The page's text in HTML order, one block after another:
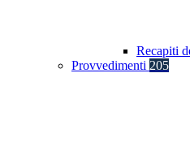
Recapiti
Provvedimenti 205